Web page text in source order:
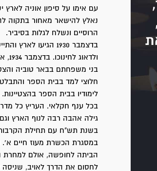
עם אימו על סיפון אוניה
נאלץ להישאר מאחור בתקוה
הרוסיים ונשלח לגלות בסיביר.
בדצמבר 1930
בני משפחתם בבאר טוביה
חלוצי למד בבית הספר והתבלט
לימודיו בבית הספר
בכל ענף חקלאי. העריץ כל
גילה אהבה רבה לנוף הארץ
בשנת תש"ח עם תחילת
במסגרת הכשרת מעוז חיים
הביתה לחופשה, אולם למחרת
לחסום את הדרך לאויב, שניסה לקראת ה-15 במאי,